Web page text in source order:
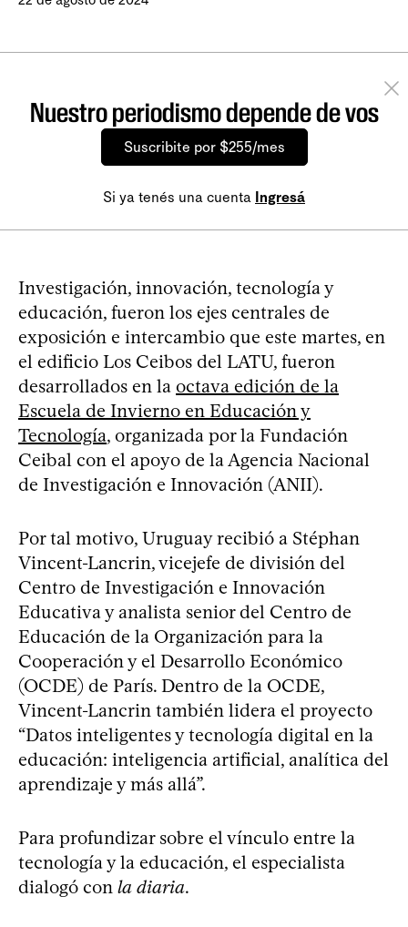
Nuestro periodismo depende de vos
Suscribite por $255/mes
Si ya tenés una cuenta Ingresá
Investigación, innovación, tecnología y
educación, fueron los ejes centrales de
exposición e intercambio que este martes, en
el edificio Los Ceibos del LATU, fueron
desarrollados en la octava edición de la
Escuela de Invierno en Educación y
Tecnología, organizada por la Fundación
Ceibal con el apoyo de la Agencia Nacional
de Investigación e Innovación (ANII).
Por tal motivo, Uruguay recibió a Stéphan
Vincent-Lancrin, vicejefe de división del
Centro de Investigación e Innovación
Educativa y analista senior del Centro de
Educación de la Organización para la
Cooperación y el Desarrollo Económico
(OCDE) de París. Dentro de la OCDE,
Vincent-Lancrin también lidera el proyecto
“Datos inteligentes y tecnología digital en la
educación: inteligencia artificial, analítica del
aprendizaje y más allá”.
Para profundizar sobre el vínculo entre la
tecnología y la educación, el especialista
dialogó con la diaria.